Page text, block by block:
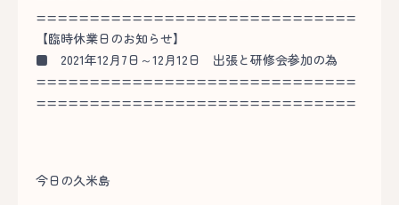
==============================
【臨時休業日のお知らせ】
■ 2021年12月7日～12月12日 出張と研修会参加の為
==============================
==============================
今日の久米島